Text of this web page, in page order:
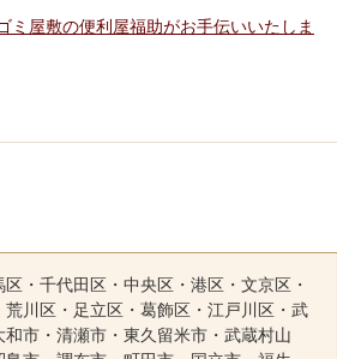
ミ屋敷の便利屋福助がお手伝いいたしま
・千代田区・中央区・港区・文京区・
川区・足立区・葛飾区・江戸川区・武
市・清瀬市・東久留米市・武蔵村山